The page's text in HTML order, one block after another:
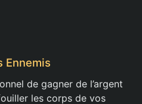
Ennemis
de gagner de l’argent
les corps de vos